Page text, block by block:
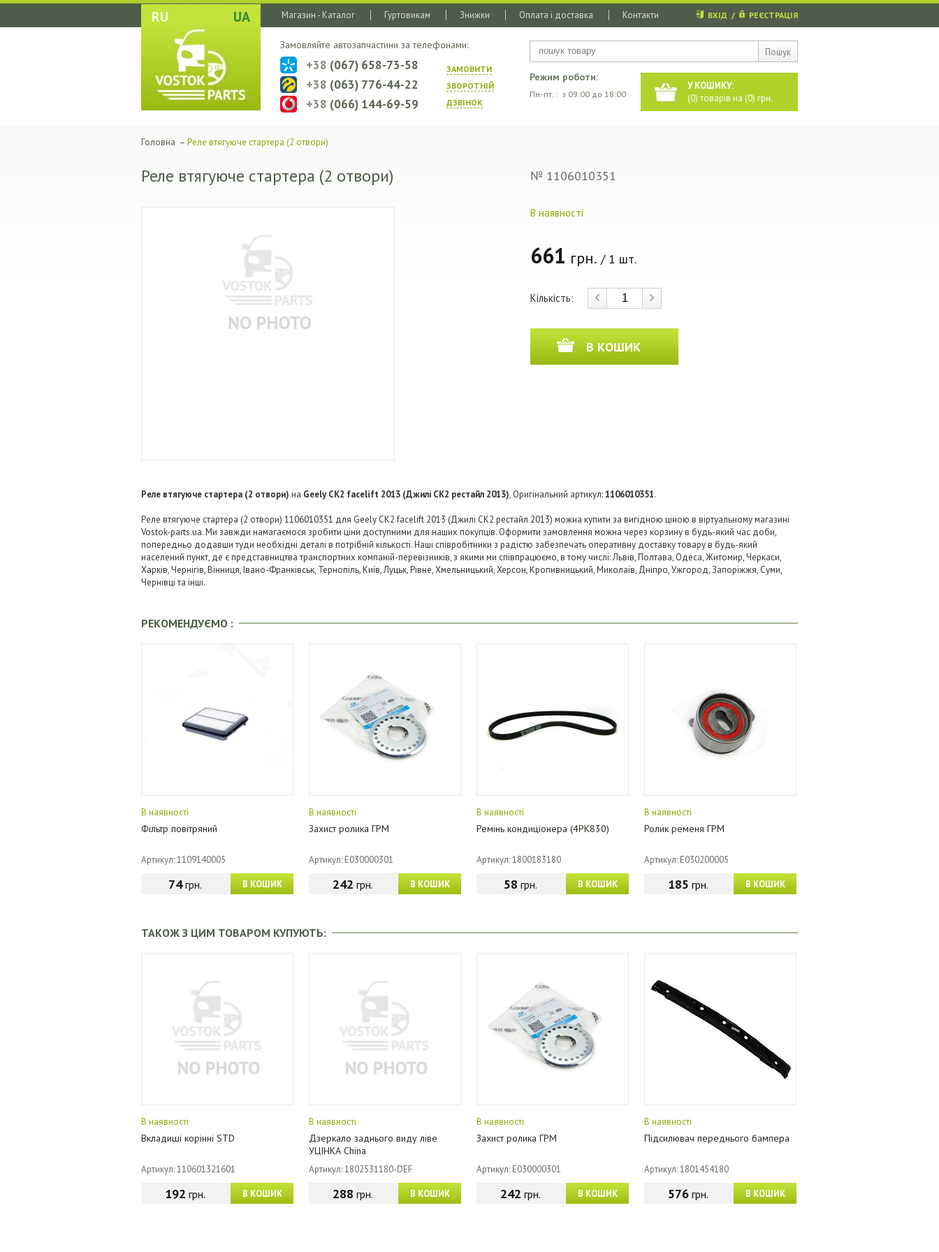
RU UA
Пошук
Магазин - Каталог Гуртовикам Знижки Оплата і доставка Контакти ВХІД / РЕЄСТРАЦІЯ
У КОШИКУ:
(0) товарів на (0) грн.
Режим роботи:
Пн.-пт. : з 09:00 до 18:00
Замовляйте автозапчастини за телефонами:
ЗАМОВИТИ
ЗВОРОТНIЙ
ДЗВIНОК
+38 (067) 658-73-58
+38 (063) 776-44-22
+38 (066) 144-69-59
Головна – Реле втягуюче стартера (2 отвори)
Реле втягуюче стартера (2 отвори) № 1106010351
В наявності
661 грн. / 1 шт.
Кількість:
В КОШИК
Реле втягуюче стартера (2 отвори) на Geely CK2 facelift 2013 (Джилі СК2 рестайл 2013), Оригінальний артикул:1106010351.
Реле втягуюче стартера (2 отвори) 1106010351 для Geely CK2 facelift 2013 (Джилі СК2 рестайл 2013) можна купити за вигідною ціною в віртуальному магазині
Vostok-parts.ua. Ми завжди намагаємося зробити ціни доступними для наших покупців. Оформити замовлення можна через корзину в будь-який час доби,
попередньо додавши туди необхідні деталі в потрібній кількості. Наші співробітники з радістю забезпечать оперативну доставку товару в будь-який
населений пункт, де є представництва транспортних компаній-перевізників, з якими ми співпрацюємо, в тому числі: Львів, Полтава, Одеса, Житомир, Черкаси,
Харків, Чернігів, Вінниця, Івано-Франківськ, Тернопіль, Київ, Луцьк, Рівне, Хмельницький, Херсон, Кропивницький, Миколаїв, Дніпро, Ужгород, Запоріжжя, Суми,
Чернівці та інші.
РЕКОМЕНДУЄМО :
В наявності
Фільтр повітряний
Артикул: 1109140005
В КОШИК
74грн.
В наявності
Захист ролика ГРМ
Артикул: E030000301
В КОШИК
242 грн.
В наявності
Ремінь кондиціонера (4PK830)
Артикул: 1800183180
В КОШИК
58 грн.
В наявності
Ролик ременя ГРМ
Артикул: E030200005
В КОШИК
185 грн.
ТАКОЖ З ЦИМ ТОВАРОМ КУПУЮТЬ:
В наявності
Вкладиші корінні STD
Артикул: 110601321601
В КОШИК
192 грн.
В наявності
Дзеркало заднього виду ліве
УЦІНКА China
Артикул: 1802531180-DEF
В КОШИК
288 грн.
В наявності
Захист ролика ГРМ
Артикул: E030000301
В КОШИК
242 грн.
В наявності
Підсилювач переднього бампера
Артикул: 1801454180
В КОШИК
576грн.